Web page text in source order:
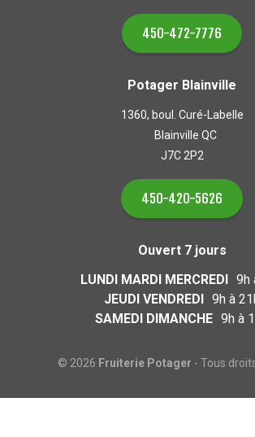
450-472-7776
Potager Blainville
1360, boul. Curé-Labelle
Blainville QC
J7C 2P2
450-420-5626
Ouvert 7 jours
LUNDI MARDI MERCREDI
9h
JEUDI VENDREDI
9h à
SAMEDI DIMANCHE 9h à
© 2026 Fruiterie Potager - Tous